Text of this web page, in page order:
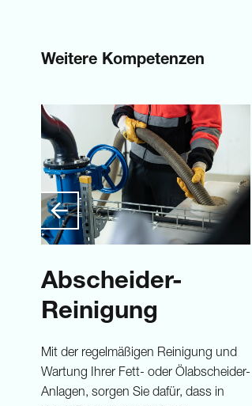
Weitere Kompetenzen
Abscheider-
Reinigung
Mit der regelmäßigen Reinigung und
Wartung Ihrer Fett- oder Ölabscheider-
Anlagen, sorgen Sie dafür, dass in